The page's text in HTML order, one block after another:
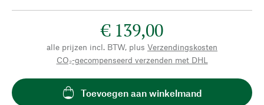
€ 139,00
alle prijzen incl. BTW, plus Verzendingskosten
CO₂-gecompenseerd verzenden met DHL
Toevoegen aan winkelmand